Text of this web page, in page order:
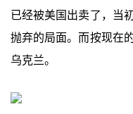
已经被美国出卖了，当
抛弃的局面。而按现在
乌克兰。